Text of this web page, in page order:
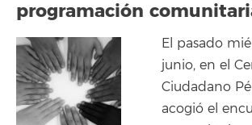
programación
El pasado
junio, en el
Ciudadano
acogió el